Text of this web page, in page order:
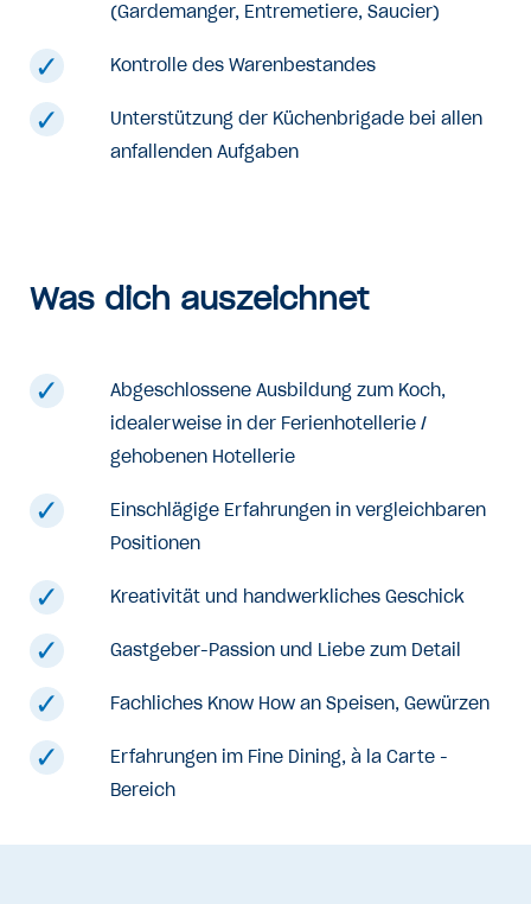
(Gardemanger, Entremetiere, Saucier)
Kontrolle des Warenbestandes
Unterstützung der Küchenbrigade bei allen
anfallenden Aufgaben
Was dich auszeichnet
Abgeschlossene Ausbildung zum Koch,
idealerweise in der Ferienhotellerie /
gehobenen Hotellerie
Einschlägige Erfahrungen in vergleichbaren
Positionen
Kreativität und handwerkliches Geschick
Gastgeber-Passion und Liebe zum Detail
Fachliches Know How an Speisen, Gewürzen
Erfahrungen im Fine Dining, à la Carte -
Bereich